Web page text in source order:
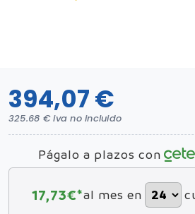
394,07 €
325.68 € iva no incluido
Págalo a plazos con
17,73€*al mes en